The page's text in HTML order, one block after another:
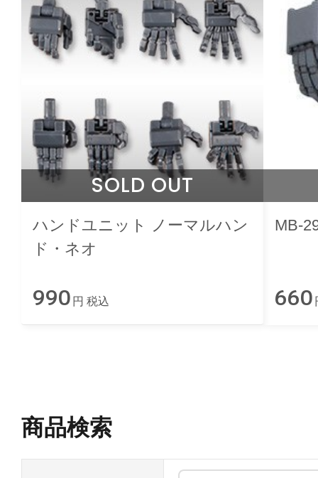
SOLD OUT
ハンドユニット ノーマルハン
ド・ネオ
990 円 税込
MB-
660
商品検索